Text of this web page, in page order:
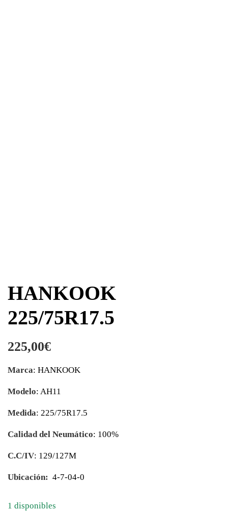
HANKOOK
225/75R17.5
225,00€
Marca: HANKOOK
Modelo: AH11
Medida: 225/75R17.5
Calidad del Neumático: 100%
C.C/IV: 129/127M
Ubicación: 4-7-04-0
1 disponibles